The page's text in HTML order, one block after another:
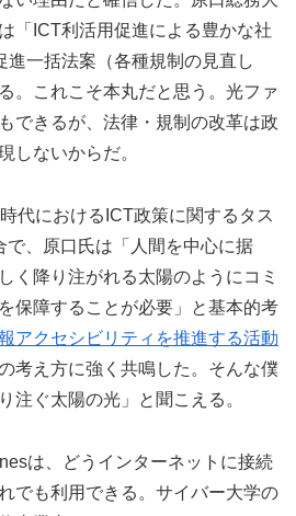
「ICT利活用促進による豊かな社
進一括法案（各種規制の見直し
。これこそ本丸だと思う。光ファ
できるが、法律・規制の改革は政
しないからだ。
代におけるICT政策に関するタス
で、原口氏は「人間を中心に据
く降り注がれる太陽のようにコミ
保障することが必要」と基本的考
アクセシビリティを推進する活動
考え方に強く共鳴した。そんな僕
注ぐ太陽の光」と聞こえる。
は、どうインターネットに接続
でも利用できる。サイバー大学の